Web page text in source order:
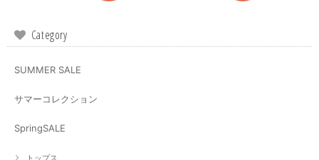
Category
SUMMER SALE
サマーコレクション
SpringSALE
トップス